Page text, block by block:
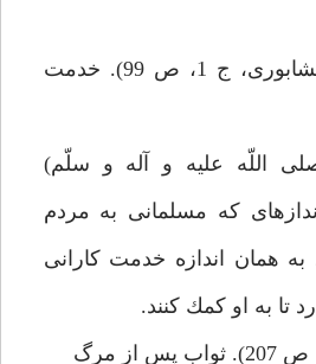
(مستدرك حاكم نيشابورى، ج 1، ص 99). خدمت
اللّه عليه و آله و سلّم)
كه مسلمانى به مردم
همان اندازه خدمت كارانى
تا به او كمك كنند.